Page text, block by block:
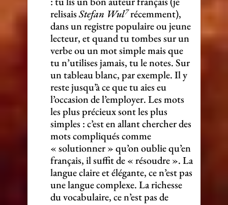
relisaisStefan Wul7récemment),
dans un registre populaire ou jeune
lecteur, et quand tu tombes sur un
verbe ou un mot simple mais que
tu n’utilises jamais, tu le notes. Sur
un tableau blanc, par exemple. Il y
reste jusqu’à ce que tu aies eu
l’occasion de l’employer. Les mots
les plus précieux sont les plus
simples : c’est en allant chercher des
mots compliqués comme
« solutionner » qu’on oublie qu’en
français, il suffit de « résoudre ». La
langue claire et élégante, ce n’est pas
une langue complexe. La richesse
du vocabulaire, ce n’est pas de